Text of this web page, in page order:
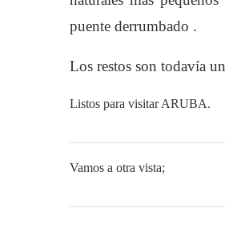
puente derrumbado .
Los restos son todavía
Listos para visitar ARUBA.
Vamos a otra vista;